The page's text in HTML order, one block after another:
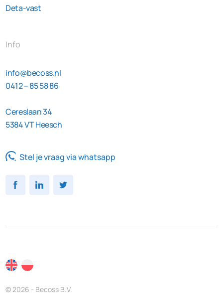
Deta-vast
Info
info@becoss.nl
0412 – 85 58 86
Cereslaan 34
5384 VT Heesch
Stel je vraag via whatsapp
© 2026 - Becoss B.V.